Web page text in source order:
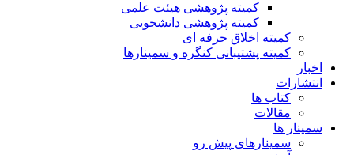
کمیته پژوهشی هیئت علمی
کمیته پژوهشی دانشجویی
کمیته اخلاق حرفه ای
کمیته پشتیبانی کنگره و سمینارها
اخبار
انتشارات
کتاب ها
مقالات
سمینار ها
سمینارهای پیش رو